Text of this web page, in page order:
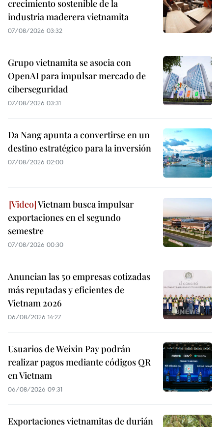
crecimiento sostenible de la
industria maderera vietnamita
07/08/2026 03:32
Grupo vietnamita se asocia con
OpenAI para impulsar mercado de
ciberseguridad
07/08/2026 03:31
Da Nang apunta a convertirse en un
destino estratégico para la inversión
07/08/2026 02:00
Vietnam busca impulsar
exportaciones en el segundo
semestre
07/08/2026 00:30
Anuncian las 50 empresas cotizadas
más reputadas y eficientes de
Vietnam 2026
06/08/2026 14:27
Usuarios de Weixin Pay podrán
realizar pagos mediante códigos QR
en Vietnam
06/08/2026 09:31
Exportaciones vietnamitas de durián